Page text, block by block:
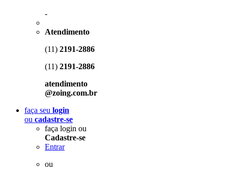
-
Atendimento
(11) 2191-2886
(11) 2191-2886
atendimento
@zoing.com.br
faça seu login
ou cadastre-se
faça login ou
Cadastre-se
Entrar
ou